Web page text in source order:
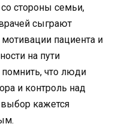
стороны семьи,
сыграют
пациента и
на пути
что люди
и контроль над
кажется